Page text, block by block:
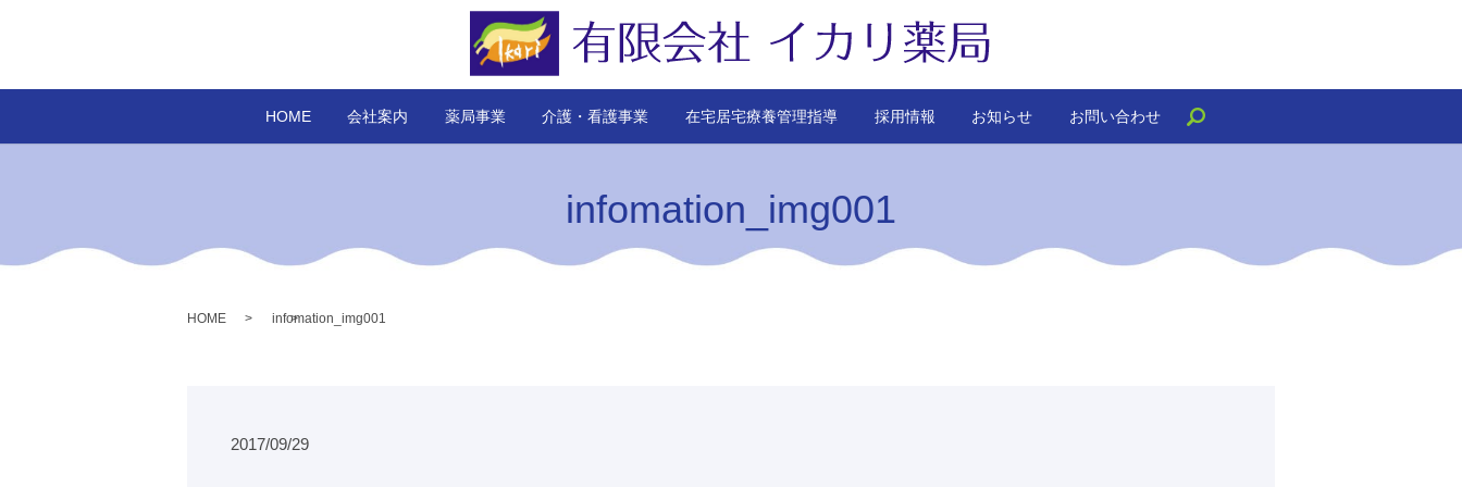
HOME 会社案内 薬局事業 介護・看護事業 在宅居宅療養管理指導 採用情報 お知らせ お問い合わせ
search
infomation_img001
HOME infomation_img001
2017/09/29